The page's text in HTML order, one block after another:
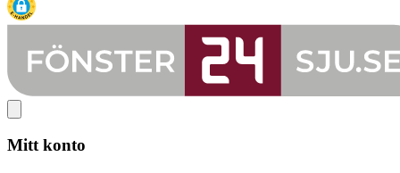
Mitt konto